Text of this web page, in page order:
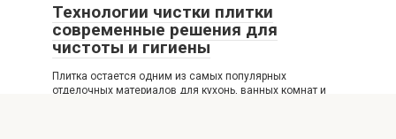
Технологии чистки плитки
современные решения для
чистоты и гигиены
Плитка остается одним из самых популярных
отделочных материалов для кухонь, ванных комнат и